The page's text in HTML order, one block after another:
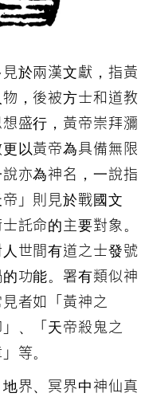
於兩漢文獻，指黃
，後被方士和道教
盛行，黃帝崇拜瀰
以黃帝為具備無限
亦為神名，一說指
」則見於戰國文
託命的主要對象。
世間有道之士發號
功能。署有類似神
者如「黃神之
、「天帝殺鬼之
等。
界、冥界中神仙真